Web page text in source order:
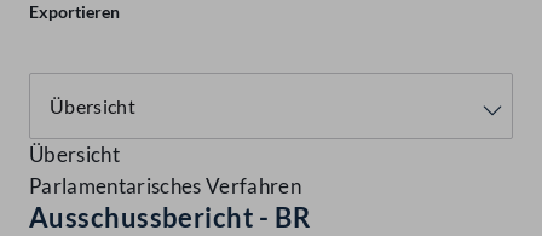
Exportieren
Übersicht
Parlamentarisches Verfahren
Ausschussbericht - BR